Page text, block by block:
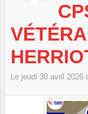
Le jeudi 30 avril 2026